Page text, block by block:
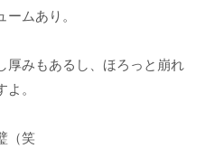
ムあり。
厚みもあるし、ほろっと崩れ
。
（笑